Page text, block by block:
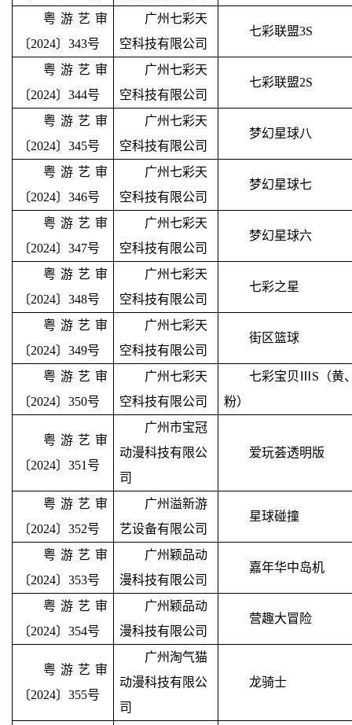
粤游艺审
〔2024〕343号
广州七彩天
空科技有限公司
七彩联盟3S
粤游艺审
〔2024〕344号
广州七彩天
空科技有限公司
七彩联盟2S
粤游艺审
〔2024〕345号
广州七彩天
空科技有限公司
梦幻星球八
粤游艺审
〔2024〕346号
广州七彩天
空科技有限公司
梦幻星球七
粤游艺审
〔2024〕347号
广州七彩天
空科技有限公司
梦幻星球六
粤游艺审
〔2024〕348号
广州七彩天
空科技有限公司
七彩之星
粤游艺审
〔2024〕349号
广州七彩天
空科技有限公司
街区篮球
粤游艺审
〔2024〕350号
广州七彩天
空科技有限公司
七彩宝贝 ⅢS （黄
粉）
粤游艺审
〔2024〕351号
广州市宝冠
动漫科技有限公
司
爱玩荟透明版
粤游艺审
〔2024〕352号
广州溢新游
艺设备有限公司
星球碰撞
粤游艺审
〔2024〕353号
广州颖品动
漫科技有限公司
嘉年华中岛机
粤游艺审
〔2024〕354号
广州颖品动
漫科技有限公司
营趣大冒险
粤游艺审
〔2024〕355号
广州淘气猫
动漫科技有限公
司
龙骑士